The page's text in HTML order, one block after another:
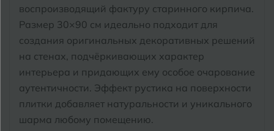
воспроизводящий фактуру старинного кирпича.
Размер 30×90 см идеально подходит для
создания оригинальных декоративных решений
на стенах, подчёркивающих характер
интерьера и придающих ему особое очарование
аутентичности. Эффект рустика на поверхности
плитки добавляет натуральности и уникального
шарма любому помещению.
Казань
Кемерово
Ковров
Котлас
Тула
Тюмень
Ульяновск